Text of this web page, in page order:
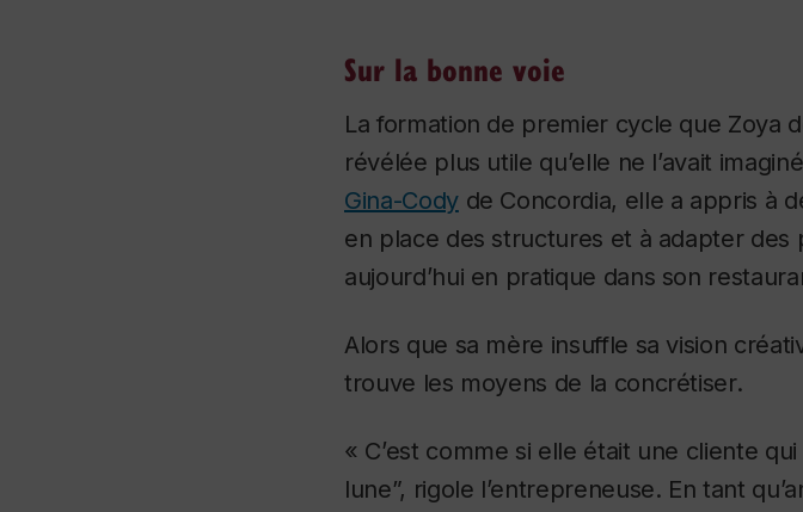
Sur la bonne voie
La formation de premier cycle que Zoya
révélée plus utile qu’elle ne l’avait
Gina-Codyde Concordia, elle a appris à
en place des structures et à adapter des
aujourd’hui en pratique dans son
Alors que sa mère insuffle sa vision
trouve les moyens de la concrétiser.
« C’est comme si elle était une cliente
lune”, rigole l’entrepreneuse. En tant